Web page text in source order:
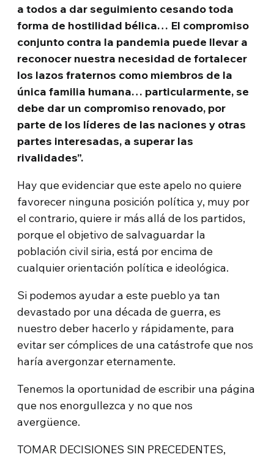
a todos a dar seguimiento cesando toda
forma de hostilidad bélica… El compromiso
conjunto contra la pandemia puede llevar a
reconocer nuestra necesidad de fortalecer
los lazos fraternos como miembros de la
única familia humana… particularmente, se
debe dar un compromiso renovado, por
parte de los líderes de las naciones y otras
partes interesadas, a superar las
rivalidades”.
Hay que evidenciar que este apelo no quiere
favorecer ninguna posición política y, muy por
el contrario, quiere ir más allá de los partidos,
porque el objetivo de salvaguardar la
población civil siria, está por encima de
cualquier orientación política e ideológica.
Si podemos ayudar a este pueblo ya tan
devastado por una década de guerra, es
nuestro deber hacerlo y rápidamente, para
evitar ser cómplices de una catástrofe que nos
haría avergonzar eternamente.
Tenemos la oportunidad de escribir una página
que nos enorgullezca y no que nos
avergüence.
TOMAR DECISIONES SIN PRECEDENTES,